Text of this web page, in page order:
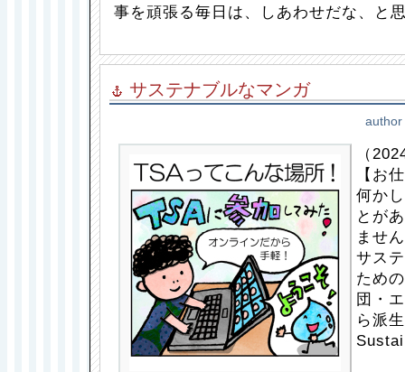
事を頑張る毎日は、しあわせだな、と
サステナブルなマンガ
（
【お
何か
とが
ませ
サス
ため
団・
ら派